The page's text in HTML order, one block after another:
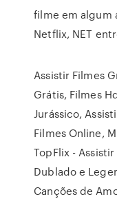
filme em algum
Netflix, NET
Assistir Filmes
Grátis, Filmes
Jurássico,
Filmes Online,
TopFlix -
Dublado e
Canções de